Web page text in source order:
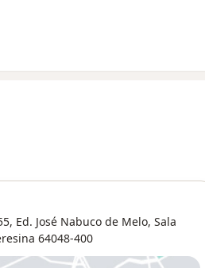
Ed. José Nabuco de Melo, Sala
64048-400